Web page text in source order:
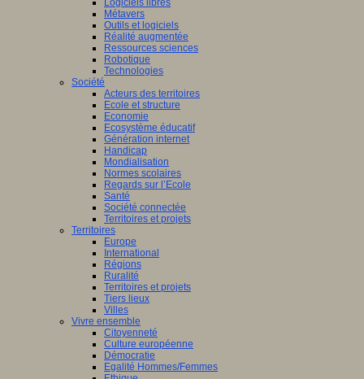
Logiciels libres
Métavers
Outils et logiciels
Réalité augmentée
Ressources sciences
Robotique
Technologies
Société
Acteurs des territoires
Ecole et structure
Economie
Ecosystème éducatif
Génération internet
Handicap
Mondialisation
Normes scolaires
Regards sur l’Ecole
Santé
Société connectée
Territoires et projets
Territoires
Europe
International
Régions
Ruralité
Territoires et projets
Tiers lieux
Villes
Vivre ensemble
Citoyenneté
Culture européenne
Démocratie
Egalité Hommes/Femmes